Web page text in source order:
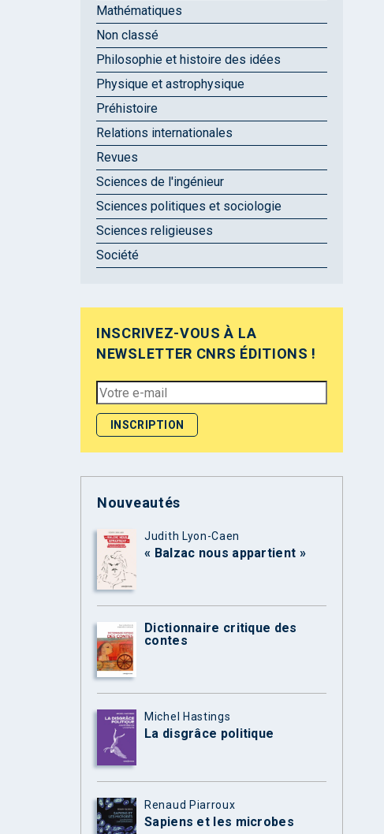
Mathématiques
Non classé
Philosophie et histoire des idées
Physique et astrophysique
Préhistoire
Relations internationales
Revues
Sciences de l'ingénieur
Sciences politiques et sociologie
Sciences religieuses
Société
INSCRIVEZ-VOUS À LA
NEWSLETTER CNRS ÉDITIONS !
Nouveautés
Judith Lyon-Caen
« Balzac nous appartient »
Dictionnaire critique des
contes
Michel Hastings
La disgrâce politique
Renaud Piarroux
Sapiens et les microbes